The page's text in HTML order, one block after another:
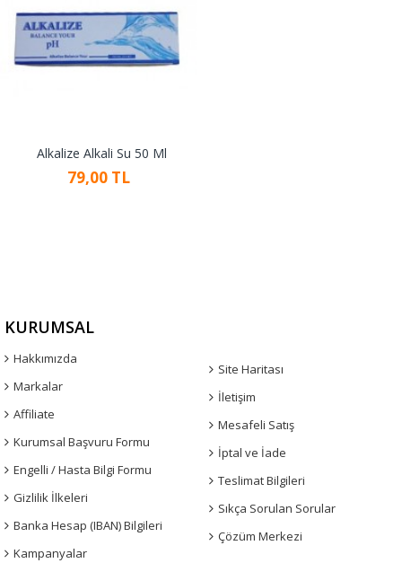
Alkalize Alkali Su 50 Ml
79,00 TL
KURUMSAL
Hakkımızda
Markalar
Affiliate
Kurumsal Başvuru Formu
Engelli / Hasta Bilgi Formu
Gizlilik İlkeleri
Banka Hesap (IBAN) Bilgileri
Kampanyalar
Site Haritası
İletişim
Mesafeli Satış
İptal ve İade
Teslimat Bilgileri
Sıkça Sorulan Sorular
Çözüm Merkezi